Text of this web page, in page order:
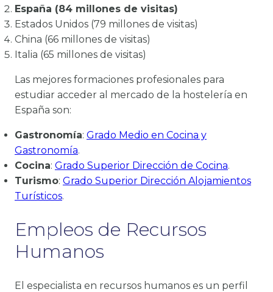
España (84 millones de visitas)
Estados Unidos (79 millones de visitas)
China (66 millones de visitas)
Italia (65 millones de visitas)
Las mejores formaciones profesionales para
estudiar acceder al mercado de la hostelería en
España son:
Gastronomía: Grado Medio en Cocina y
Gastronomía.
Cocina: Grado Superior Dirección de Cocina.
Turismo: Grado Superior Dirección Alojamientos
Turísticos.
Empleos de Recursos
Humanos
El especialista en recursos humanos es un perfil